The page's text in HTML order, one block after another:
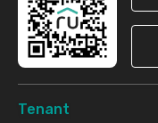
Tenant